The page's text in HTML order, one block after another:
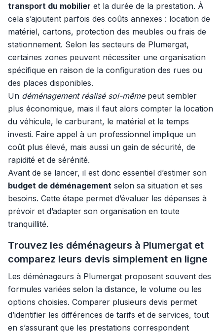
transport du mobilier et la durée de la prestation. À
cela s’ajoutent parfois des coûts annexes : location de
matériel, cartons, protection des meubles ou frais de
stationnement. Selon les secteurs de Plumergat,
certaines zones peuvent nécessiter une organisation
spécifique en raison de la configuration des rues ou
des places disponibles.
Un déménagement réalisé soi-mêmepeut sembler
plus économique, mais il faut alors compter la location
du véhicule, le carburant, le matériel et le temps
investi. Faire appel à un professionnel implique un
coût plus élevé, mais aussi un gain de sécurité, de
rapidité et de sérénité.
Avant de se lancer, il est donc essentiel d’estimer son
budget de déménagement selon sa situation et ses
besoins. Cette étape permet d’évaluer les dépenses à
prévoir et d’adapter son organisation en toute
tranquillité.
Trouvez les déménageurs à Plumergat et
comparez leurs devis simplement en ligne
Les déménageurs à Plumergat proposent souvent des
formules variées selon la distance, le volume ou les
options choisies. Comparer plusieurs devis permet
d’identifier les différences de tarifs et de services, tout
en s’assurant que les prestations correspondent